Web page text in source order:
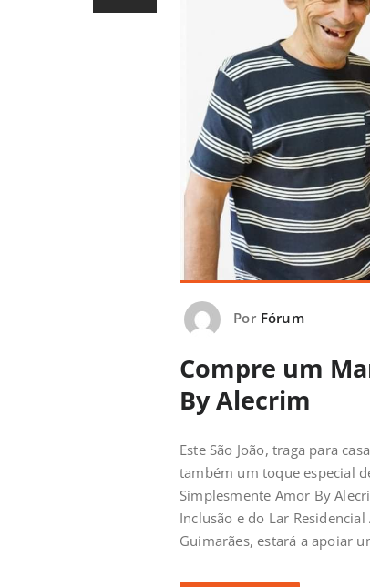
Por Fórum
Compre um
By Alecrim
Este São João, traga para
também um toque especial
Simplesmente Amor By
Inclusão e do Lar
Guimarães, estará a apoiar